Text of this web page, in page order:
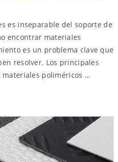
es inseparable del soporte de
encontrar materiales
es un problema clave que
resolver. Los principales
poliméricos …